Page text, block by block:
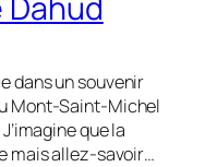
dans un souvenir
Mont-Saint-Michel
que la
mais allez-savoir…